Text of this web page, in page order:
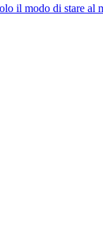
il modo di stare al